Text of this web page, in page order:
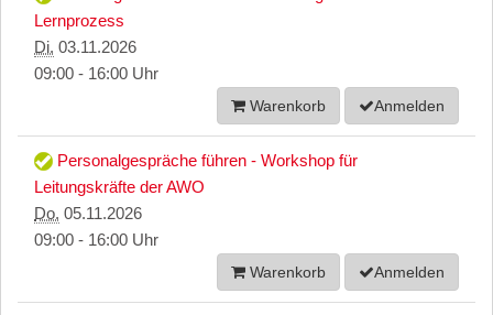
Lernprozess
Di. 03.11.2026
09:00 - 16:00 Uhr
Warenkorb Anmelden
Personalgespräche führen - Workshop für
Leitungskräfte der AWO
Do. 05.11.2026
09:00 - 16:00 Uhr
Warenkorb Anmelden